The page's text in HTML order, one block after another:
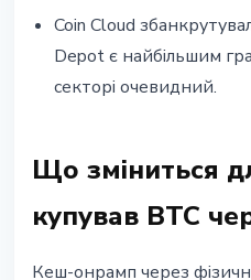
Coin Cloud
Depot є найбільшим
секторі очевидний.
Що зміниться
купував BTC
Кеш-онрамп через